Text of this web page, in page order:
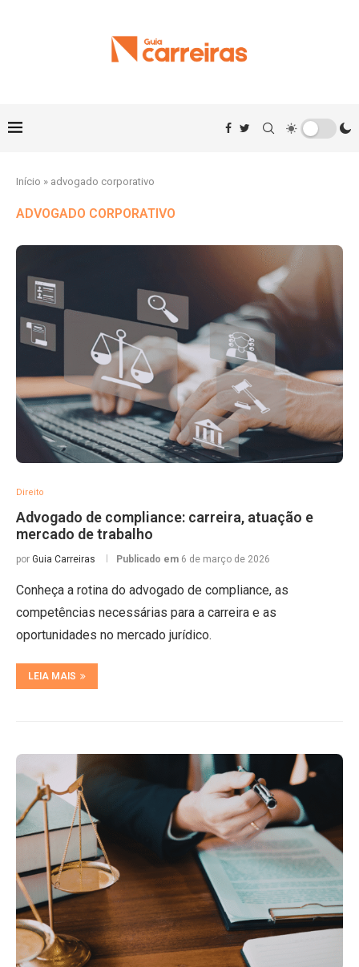
Início » advogado corporativo
ADVOGADO CORPORATIVO
Direito
Advogado de compliance: carreira, atuação e
mercado de trabalho
por Guia Carreiras Publicado em 6 de março de 2026
Conheça a rotina do advogado de compliance, as
competências necessárias para a carreira e as
oportunidades no mercado jurídico.
LEIA MAIS